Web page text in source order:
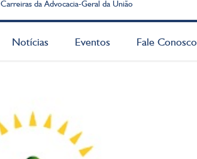
Carreiras da Advocacia-Geral da União
Notícias Eventos Fale Conosco